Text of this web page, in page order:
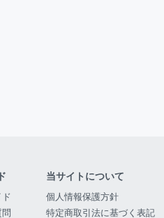
当サイトについて
個人情報保護方針
特定商取引法に基づく表記